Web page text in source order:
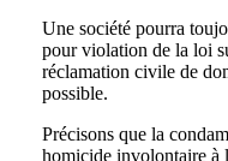
Une société pourra
pour violation de la loi
réclamation civile de
possible.
Précisons que la
homicide involontaire à